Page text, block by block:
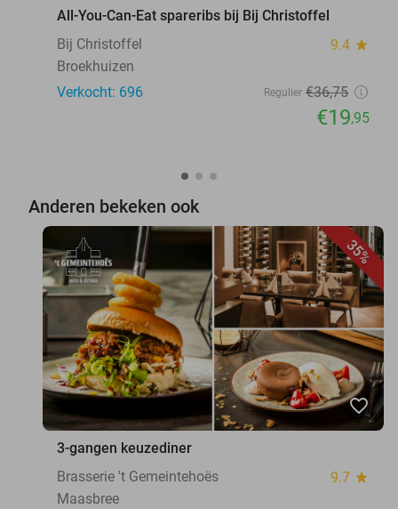
All-You-Can-Eat spareribs bij Bij Christoffel
Bij Christoffel
9.4 star
Broekhuizen
Verkocht: 696
Regulier €36,75
€19,95
Anderen bekeken ook
35%
favorite_border
3-gangen keuzediner
Brasserie 't Gemeintehoës
9.7 star
Maasbree